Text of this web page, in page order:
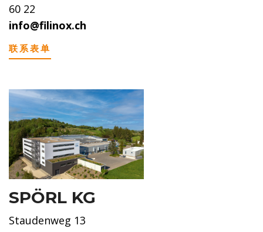
60 22
info@filinox.ch
联系表单
SPÖRL KG
Staudenweg 13